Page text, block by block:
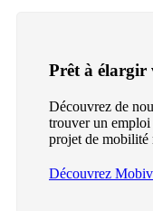
Prêt à élargir
Découvrez de
trouver un emploi
projet de mobilité
Découvrez